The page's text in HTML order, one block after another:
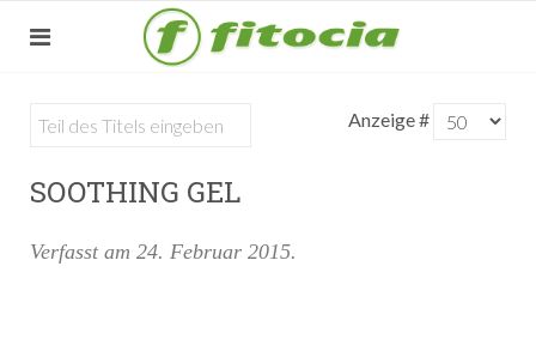
Anzeige #
SOOTHING GEL
Verfasst am 24. Februar 2015.